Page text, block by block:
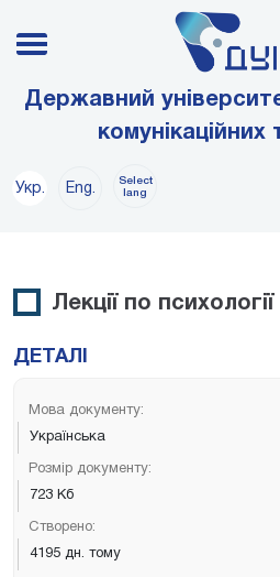
Державний
комунікаційних
Укр. Eng.
Select
lang
Лекції по психології
ДЕТАЛІ
Мова документу:
Українська
Розмір документу:
723 Кб
Створено:
4195 дн. тому